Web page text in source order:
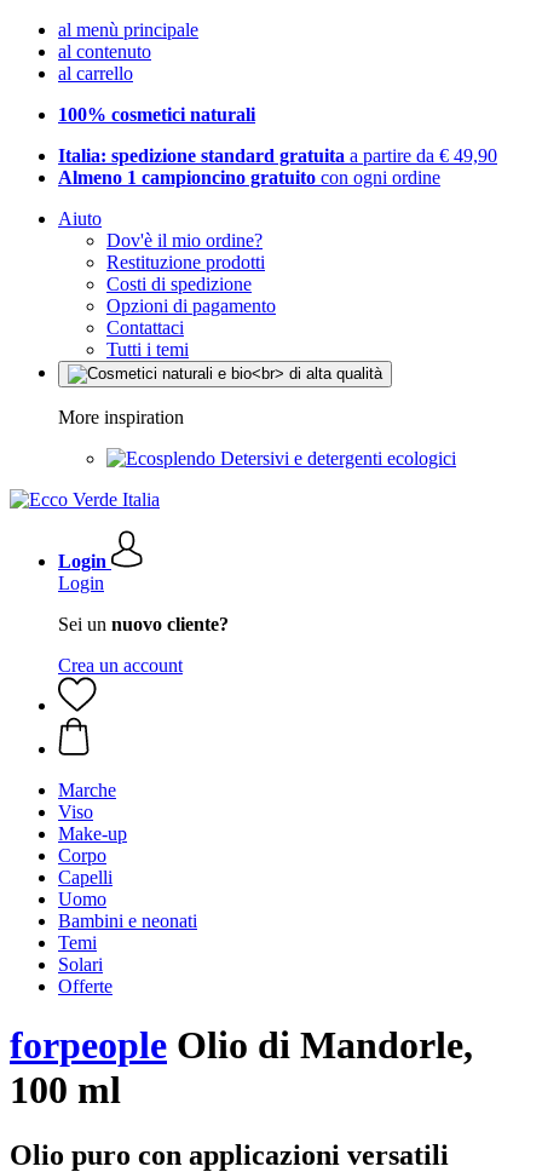
al menù principale
al contenuto
al carrello
100% cosmetici naturali
Italia: spedizione standard gratuita a partire da € 49,90
Almeno 1 campioncino gratuito con ogni ordine
Aiuto
Dov'è il mio ordine?
Restituzione prodotti
Costi di spedizione
Opzioni di pagamento
Contattaci
Tutti i temi
More inspiration
Detersivi e detergenti ecologici
Login
Login
Sei un nuovo cliente?
Crea un account
Marche
Viso
Make-up
Corpo
Capelli
Uomo
Bambini e neonati
Temi
Solari
Offerte
forpeople Olio di Mandorle,
100 ml
Olio puro con applicazioni versatili